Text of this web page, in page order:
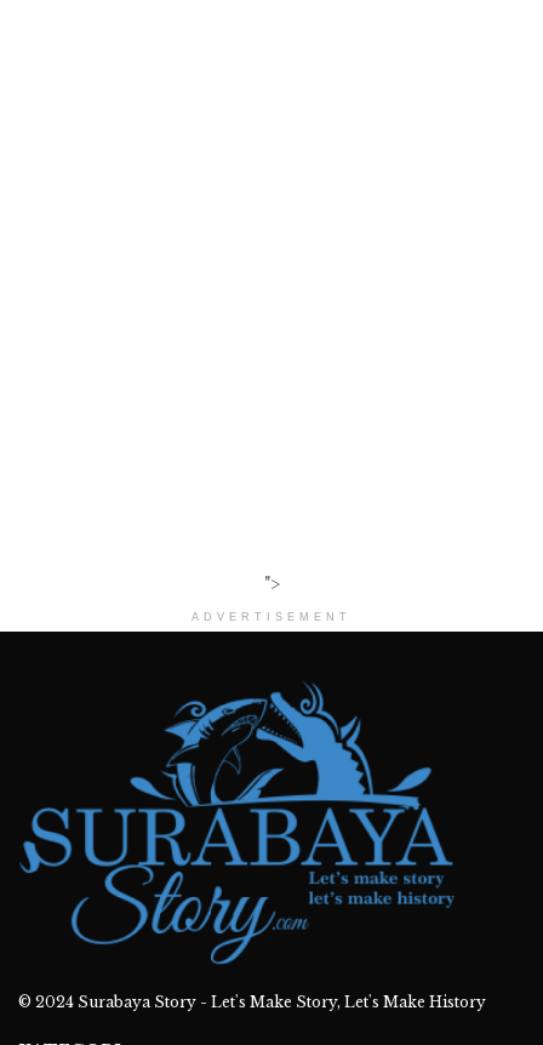
">
ADVERTISEMENT
© 2024 Surabaya Story - Let's Make Story, Let's Make History